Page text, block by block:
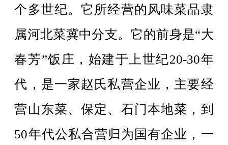
个多世纪。它所经营的风味菜品隶
属河北菜冀中分支。它的前身是“大
春芳”饭庄，始建于上世纪20-30年
代，是一家赵氏私营企业，主要经
营山东菜、保定、石门本地菜，到
50年代公私合营归为国有企业，一